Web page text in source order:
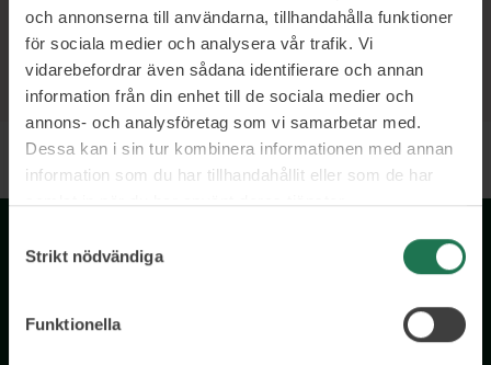
och annonserna till användarna, tillhandahålla funktioner
för sociala medier och analysera vår trafik. Vi
vidarebefordrar även sådana identifierare och annan
information från din enhet till de sociala medier och
annons- och analysföretag som vi samarbetar med.
Dessa kan i sin tur kombinera informationen med annan
information som du har tillhandahållit eller som de har
samlat in när du har använt deras tjänster.
Strikt nödvändiga
Funktionella